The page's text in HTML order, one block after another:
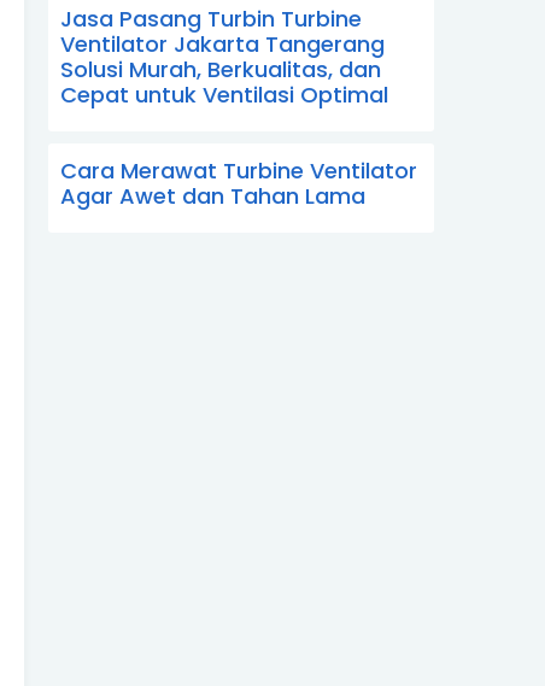
Jasa Pasang Turbin Turbine
Ventilator Jakarta Tangerang
Solusi Murah, Berkualitas, dan
Cepat untuk Ventilasi Optimal
Cara Merawat Turbine Ventilator
Agar Awet dan Tahan Lama